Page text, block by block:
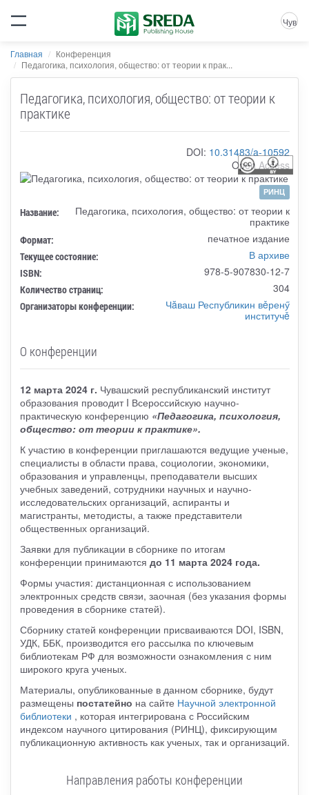
Чув
Главная
Конференция
Педагогика, психология, общество: от теории к прак...
Педагогика, психология, общество: от теории к
практике
DOI: 10.31483/a-10592
Open Access
РИНЦ
Название:
Педагогика, психология, общество: от теории к
практике
Формат: печатное издание
Текущее состояние: В архиве
ISBN: 978-5-907830-12-7
Количество страниц: 304
Организаторы конференции:
Чăваш Республикин вěренӳ
институчě
О конференции
12 марта 2024 г. Чувашский республиканский институт
образования проводит I Всероссийскую научно-
практическую конференцию «Педагогика, психология,
общество: от теории к практике».
К участию в конференции приглашаются ведущие ученые,
специалисты в области права, социологии, экономики,
образования и управленцы, преподаватели высших
учебных заведений, сотрудники научных и научно-
исследовательских организаций, аспиранты и
магистранты, методисты, а также представители
общественных организаций.
Заявки для публикации в сборнике по итогам
конференции принимаются до 11 марта 2024 года.
Формы участия: дистанционная с использованием
электронных средств связи, заочная (без указания формы
проведения в сборнике статей).
Сборнику статей конференции присваиваются DOI, ISBN,
УДК, ББК, производится его рассылка по ключевым
библиотекам РФ для возможности ознакомления с ним
широкого круга ученых.
Материалы, опубликованные в данном сборнике, будут
размещены постатейно на сайте Научной электронной
библиотеки , которая интегрирована с Российским
индексом научного цитирования (РИНЦ), фиксирующим
публикационную активность как ученых, так и организаций.
Направления работы конференции